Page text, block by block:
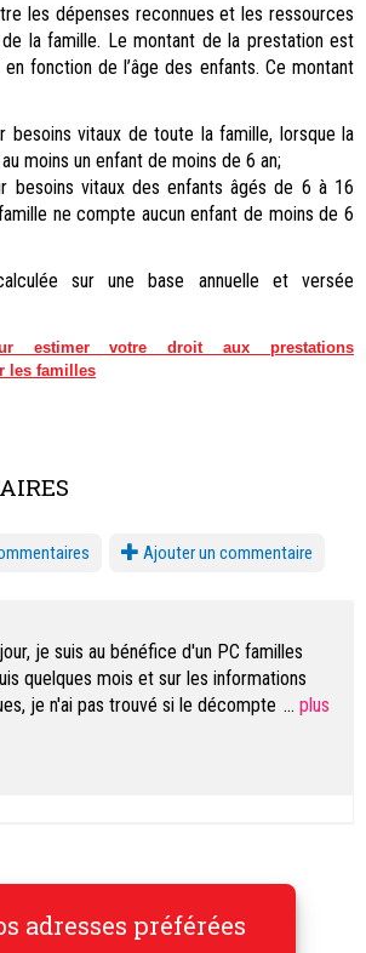
les dépenses reconnues et les ressources
la famille. Le montant de la prestation est
fonction de l’âge des enfants. Ce montant
besoins vitaux de toute la famille, lorsque la
moins un enfant de moins de 6 an;
besoins vitaux des enfants âgés de 6 à 16
ne compte aucun enfant de moins de 6
sur une base annuelle et versée
estimer votre droit aux prestations
les familles
Ajouter un commentaire
je suis au bénéfice d'un PC familles
quelques mois et sur les informations
je n'ai pas trouvé si le décompte ...
adresses préférées